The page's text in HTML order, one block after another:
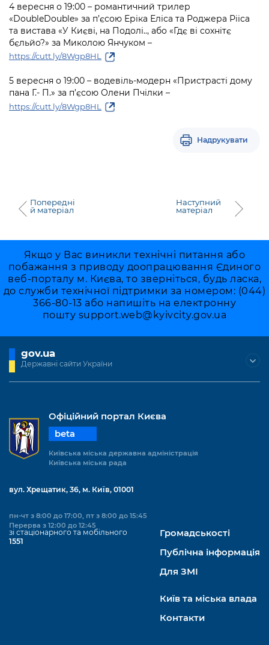
4 вересня о 19:00 – романтичний трилер
«DoubleDouble» за п’єсою Еріка Еліса та Роджера Рііса
та вистава «У Києві, на Подолі.., або «Гдє ві сохнітє
бєльйо?» за Миколою Янчуком –
https://cutt.ly/8Wgp8HL
5 вересня о 19:00 – водевіль-модерн «Пристрасті дому
пана Г.- П.» за п’єсою Олени Пчілки –
https://cutt.ly/8Wgp8HL
Надрукувати
Попередні
й матеріал
Наступний
матеріал
Якщо у Вас виникли технічні питання або
побажання з приводу доопрацювання Єдиного
веб-порталу м. Києва, то зверніться, будь ласка,
до служби технічної підтримки за номером: (044)
366-80-13 або напишіть на електронну
пошту support.web@kyivcity.gov.ua
gov.ua
Державні сайти України
Офіційний портал Києва
beta
Київська міська державна адміністрація
Київська міська рада
вул. Хрещатик, 36, м. Київ, 01001
пн-чт з 8:00 до 17:00, пт з 8:00 до 15:45
Перерва з 12:00 до 12:45
зі стаціонарного та мобільного
1551
Громадськості
Публічна інформація
Для ЗМІ
Київ та міська влада
Контакти